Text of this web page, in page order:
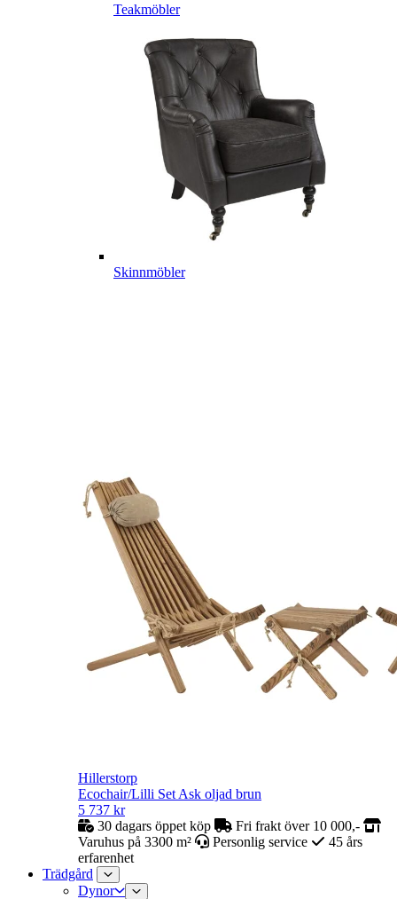
Teakmöbler
Skinnmöbler
Hillerstorp
Ecochair/Lilli Set Ask oljad brun
5 737 kr
30 dagars öppet köp
Fri frakt över 10 000,-
Varuhus på 3300 m²
Personlig service
45 års
erfarenhet
Trädgård
Dynor